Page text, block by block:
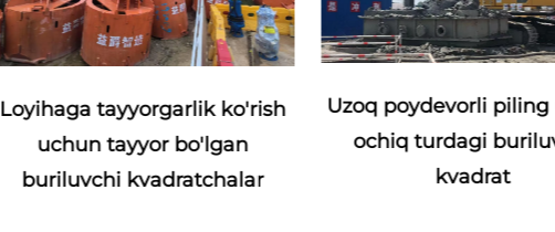
Loyihaga tayyorgarlik ko'rish
uchun tayyor bo'lgan
buriluvchi kvadratchalar
Uzoq poydevorli
ochiq turdagi
kvadrat